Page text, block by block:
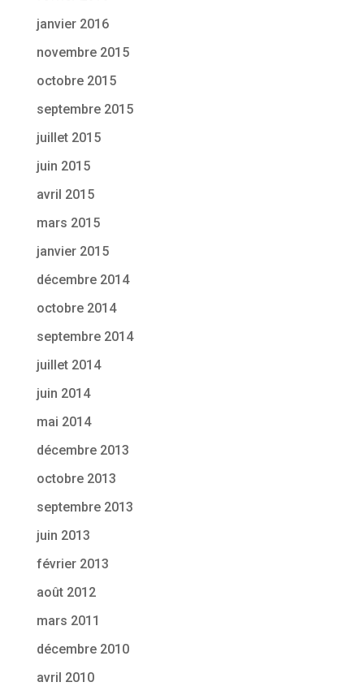
janvier 2016
novembre 2015
octobre 2015
septembre 2015
juillet 2015
juin 2015
avril 2015
mars 2015
janvier 2015
décembre 2014
octobre 2014
septembre 2014
juillet 2014
juin 2014
mai 2014
décembre 2013
octobre 2013
septembre 2013
juin 2013
février 2013
août 2012
mars 2011
décembre 2010
avril 2010